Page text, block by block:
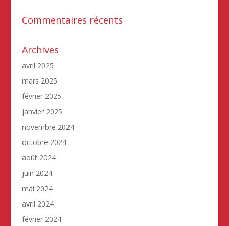
Commentaires récents
Archives
avril 2025
mars 2025
février 2025
janvier 2025
novembre 2024
octobre 2024
août 2024
juin 2024
mai 2024
avril 2024
février 2024